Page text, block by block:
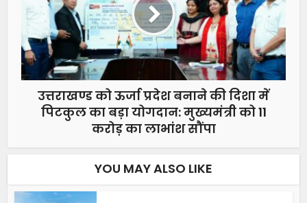
उत्तराखण्ड को ऊर्जा प्रदेश बनाने की दिशा में
पिटकुल का बड़ा योगदान: मुख्यमंत्री को 11
करोड़ का लाभांश सौंपा
YOU MAY ALSO LIKE